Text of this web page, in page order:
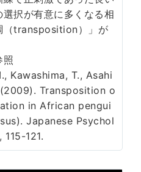
択が有意に多くなる相
（transposition）」が
Kawashima, T., Asahi
Transposition o
in African pengui
Japanese Psychol
121.